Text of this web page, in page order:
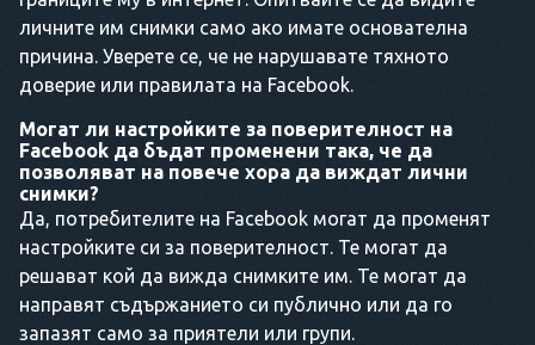
личните им снимки само ако имате основателна
причина. Уверете се, че не нарушавате тяхното
доверие или правилата на Facebook.
Могат ли настройките за поверителност на
Facebook да бъдат променени така, че да
позволяват на повече хора да виждат лични
снимки?
Да, потребителите на Facebook могат да променят
настройките си за поверителност. Те могат да
решават кой да вижда снимките им. Те могат да
направят съдържанието си публично или да го
запазят само за приятели или групи.